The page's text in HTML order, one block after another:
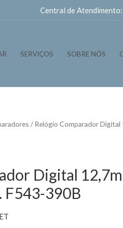
Central de
SERVIÇOS SOBRE NÓS
/ Relógio Comparador Digital
Digital
F543-390B